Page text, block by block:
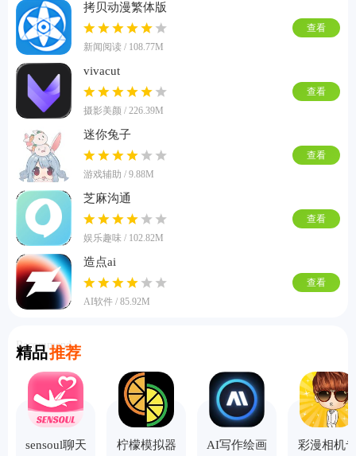
拷贝动漫繁体版
新闻阅读 / 108.77M
查看
vivacut
摄影美颜 / 226.39M
查看
迷你兔子
游戏辅助 / 9.88M
查看
芝麻沟通
娱乐趣味 / 102.82M
查看
造点ai
AI软件 / 85.92M
查看
精品推荐
Recommend
sensoul聊天
柠檬模拟器
AI写作绘画
彩漫相机